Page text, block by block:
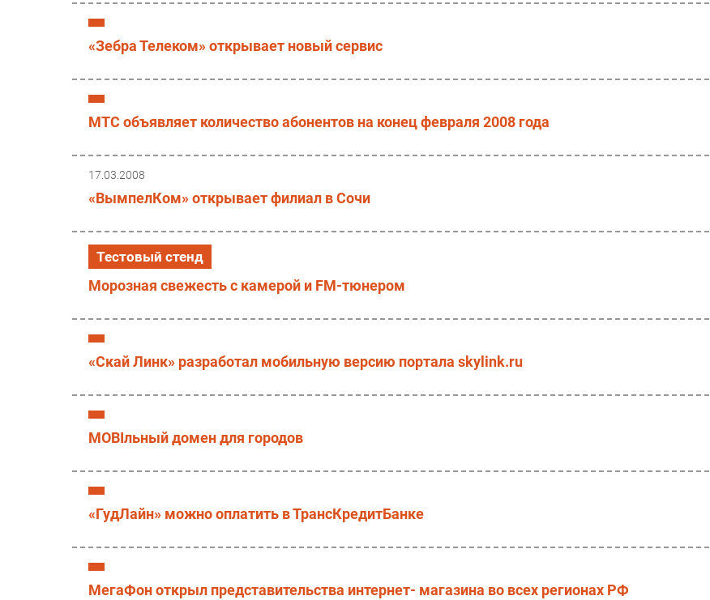
«Зебра Телеком» открывает новый сервис
МТС объявляет количество абонентов на конец февраля 2008 года
17.03.2008
«ВымпелКом» открывает филиал в Сочи
Тестовый стенд
Морозная свежесть с камерой и FM-тюнером
«Скай Линк» разработал мобильную версию портала skylink.ru
MOBIльный домен для городов
«ГудЛайн» можно оплатить в ТрансКредитБанке
МегаФон открыл представительства интернет- магазина во всех регионах РФ